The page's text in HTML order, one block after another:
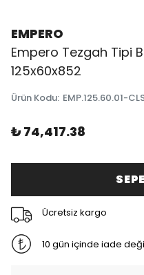
EMPERO
Empero Tezgah Tipi
125x60x852
Ürün Kodu: EMP.125.60.01-
₺ 74,417.38
Ücretsiz kargo
10 gün içinde iade